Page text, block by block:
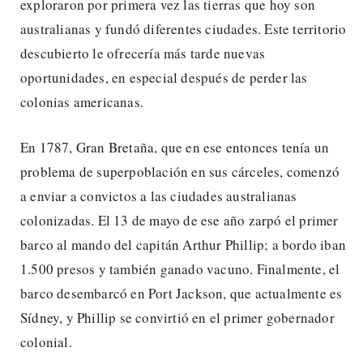
exploraron por primera vez las tierras que hoy son
australianas y fundó diferentes ciudades. Este territorio
descubierto le ofrecería más tarde nuevas
oportunidades, en especial después de perder las
colonias americanas.
En 1787, Gran Bretaña, que en ese entonces tenía un
problema de superpoblación en sus cárceles, comenzó
a enviar a convictos a las ciudades australianas
colonizadas. El 13 de mayo de ese año zarpó el primer
barco al mando del capitán Arthur Phillip; a bordo iban
1.500 presos y también ganado vacuno. Finalmente, el
barco desembarcó en Port Jackson, que actualmente es
Sídney, y Phillip se convirtió en el primer gobernador
colonial.